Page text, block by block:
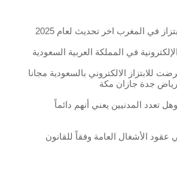
في المغرب اخر تحديث لعام 2025
في المملكة العربية السعودية
للابتزاز الالكتروني بالسعودية مجانا
جدة جازان مكة
تعدد المدنيين يعني أنهم دائماً
الأشغال العامة وفقاً للقانون